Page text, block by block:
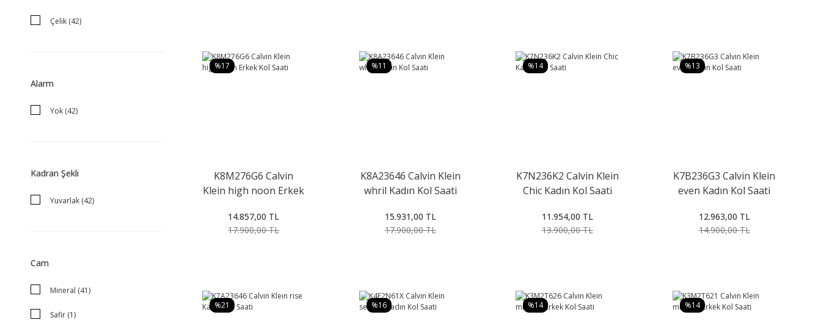
Çelik (42)
Alarm
Yok (42)
Kadran Şekli
Yuvarlak (42)
Cam
Mineral (41)
Safir (1)
%17
K8M276G6 Calvin
Klein high noon Erkek
14.857,00 TL
17.900,00 TL
%11
K8A23646 Calvin Klein
whril Kadın Kol Saati
15.931,00 TL
17.900,00 TL
%14
K7N236K2 Calvin Klein
Chic Kadın Kol Saati
11.954,00 TL
13.900,00 TL
%13
K7B236G3 Calvin Klein
even Kadın Kol Saati
12.963,00 TL
14.900,00 TL
%21 %16 %14 %14